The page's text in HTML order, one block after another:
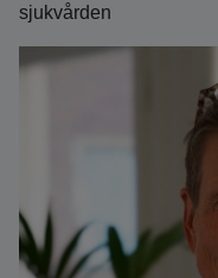
sjukvården